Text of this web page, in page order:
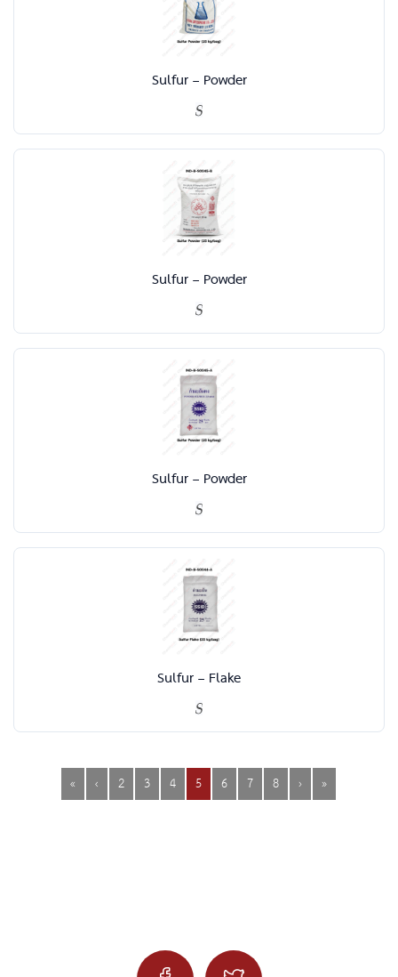
Sulfur – Powder
Sulfur – Powder
Sulfur – Powder
Sulfur – Flake
« ‹ 2 3 4 5 6 7 8 › »